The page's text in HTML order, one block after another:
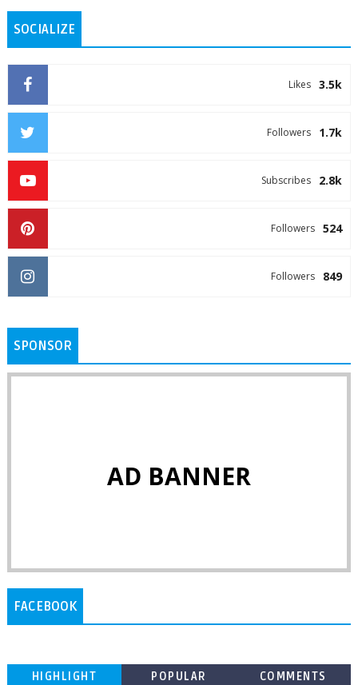
SOCIALIZE
3.5k
Likes
1.7k
Followers
2.8k
Subscribes
524
Followers
849
Followers
SPONSOR
AD BANNER
FACEBOOK
HIGHLIGHT POPULAR COMMENTS